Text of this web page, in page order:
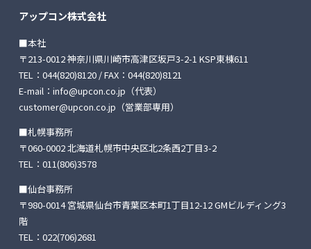
アップコン株式会社
■本社
〒213-0012 神奈川県川崎市高津区坂戸3-2-1 KSP東棟611
TEL： 044(820)8120/ FAX：044(820)8121
E-mail： info@upcon.co.jp （代表）
customer@upcon.co.jp （営業部専用）
■札幌事務所
〒060-0002 北海道札幌市中央区北2条西2丁目3-2
TEL： 011(806)3578
■仙台事務所
〒980-0014 宮城県仙台市青葉区本町1丁目12-12GMビルディング3
階
TEL： 022(706)2681